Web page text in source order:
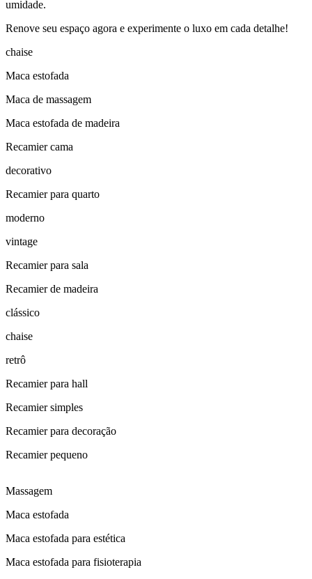
umidade.
Renove seu espaço agora e experimente o luxo em cada detalhe!
chaise
Maca estofada
Maca de massagem
Maca estofada de madeira
Recamier cama
decorativo
Recamier para quarto
moderno
vintage
Recamier para sala
Recamier de madeira
clássico
chaise
retrô
Recamier para hall
Recamier simples
Recamier para decoração
Recamier pequeno
Massagem
Maca estofada
Maca estofada para estética
Maca estofada para fisioterapia